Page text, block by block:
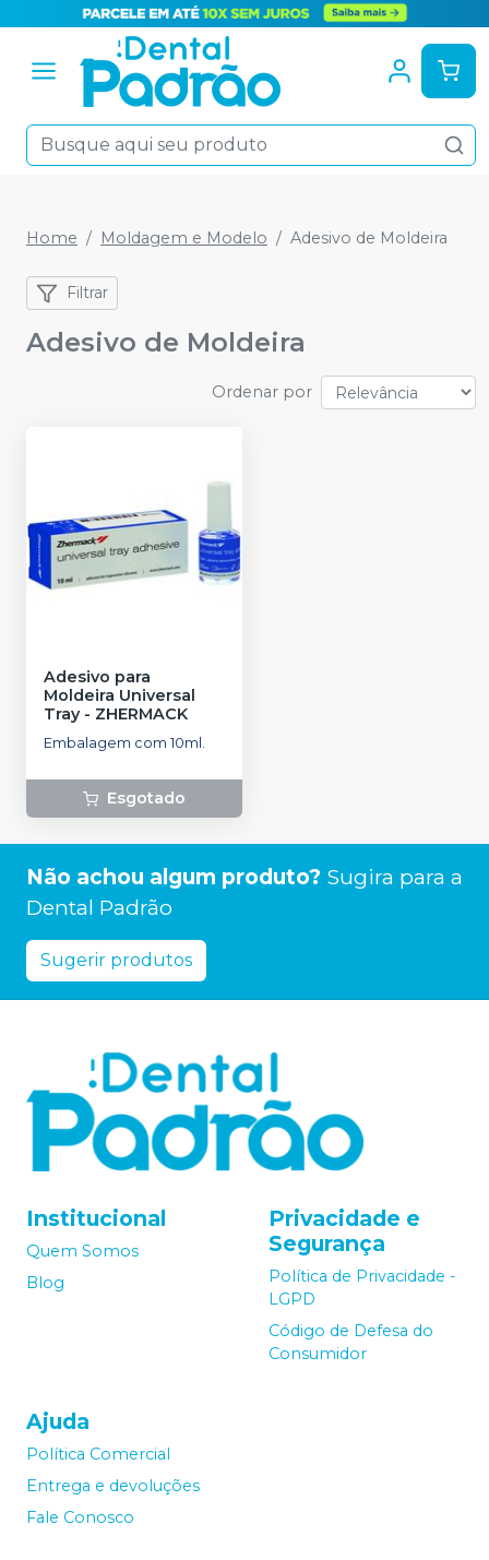
Home Moldagem e Modelo Adesivo de Moldeira
Filtrar
Adesivo de Moldeira
Ordenar por
Adesivo para
Moldeira Universal
Tray- ZHERMACK
Embalagem com 10ml.
Esgotado
Não achou algum produto? Sugira para a
Dental Padrão
Sugerir produtos
Institucional
Quem Somos
Blog
Privacidade e
Segurança
Política de Privacidade -
LGPD
Código de Defesa do
Consumidor
Ajuda
Política Comercial
Entrega e devoluções
Fale Conosco